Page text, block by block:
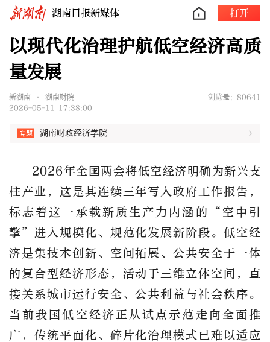
湖南日报新媒体 打开
以现代化治理护航低空经济高质
量发展
新湖南 • 湖南财院
浏览量：80641
2026-05-11 17:38:00
湖南财政经济学院
2026年全国两会将低空经济明确为新兴支
柱产业，这是其连续三年写入政府工作报告，
标志着这一承载新质生产力内涵的
“空中引
擎”进入规模化、规范化发展新阶段。低空经
济是集技术创新、空间拓展、公共安全于一体
的复合型经济形态，活动于三维立体空间，直
接关系城市运行安全、公共利益与社会秩序。
当前我国低空经济正从试点示范走向全面推
广，传统平面化、碎片化治理模式已难以适应